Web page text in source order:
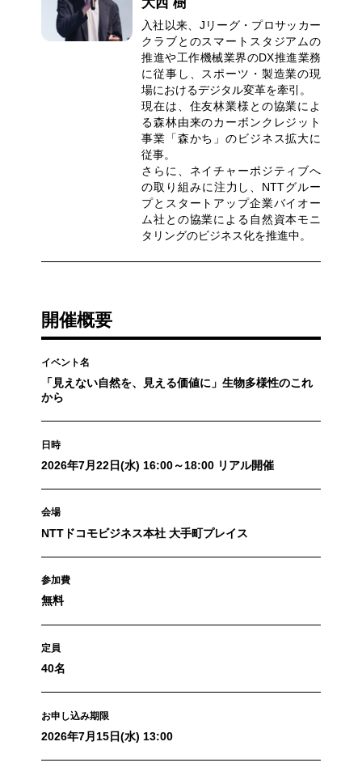
入社以来、Jリーグ・プロサッカー
クラブとのスマートスタジアムの
推進や工作機械業界のDX推進業務
に従事し、スポーツ・製造業の現
場におけるデジタル変革を牽引。
現在は、住友林業様との協業によ
る森林由来のカーボンクレジット
事業「森かち」のビジネス拡大に
従事。
さらに、ネイチャーポジティブへ
の取り組みに注力し、NTTグルー
プとスタートアップ企業バイオー
ム社との協業による自然資本モニ
タリングのビジネス化を推進中。
開催概要
イベント名
「見えない自然を、見える価値に」生物多様性のこれ
から
日時
2026年7月22日(水) 16:00～18:00 リアル開催
会場
NTTドコモビジネス本社 大手町プレイス
参加費
無料
定員
40名
お申し込み期限
2026年7月15日(水) 13:00